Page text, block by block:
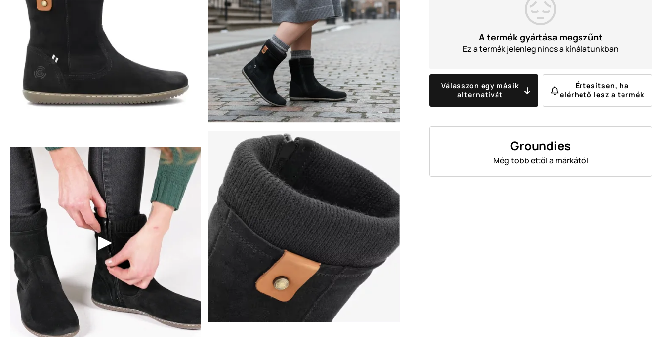
A termék gyártása megszűnt
Ez a termék jelenleg nincs a kínálatunkban
Válasszon egy másik
alternatívát
Értesítsen, ha
elérhető lesz a termék
Groundies
Még több ettől a márkától